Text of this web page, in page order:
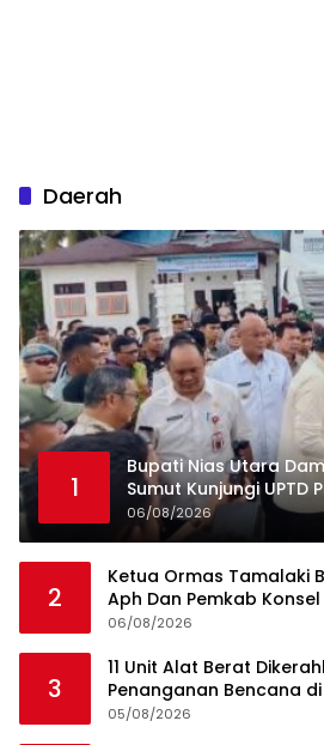
Daerah
1
Bupati Nias Utara
Sumut Kunjungi UPTD
06/08/2026
2
Ketua Ormas Tamalaki
Aph Dan Pemkab
Angkut Cangkang Sawit
06/08/2026
3
11 Unit Alat Berat
Penanganan Bencana
Kecamatan Tukka
05/08/2026